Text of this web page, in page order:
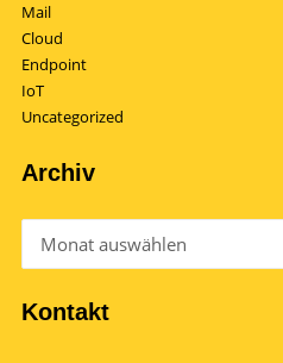
Mail
Cloud
Endpoint
IoT
Uncategorized
Archiv
Kontakt